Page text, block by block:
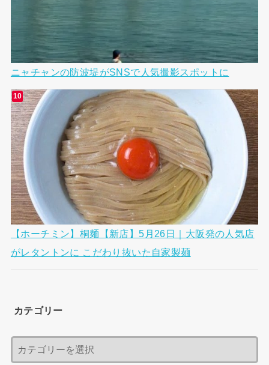
ニャチャンの防波堤がSNSで人気撮影スポットに
【ホーチミン】桐麺【新店】5月26日｜大阪発の人気店
がレタントンに こだわり抜いた自家製麺
カテゴリー